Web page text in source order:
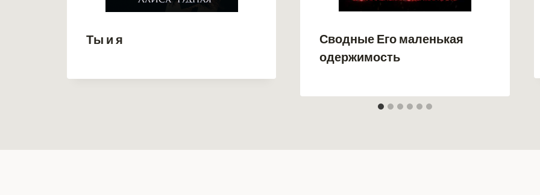
Ты и я
Сводные Его маленькая
одержимость